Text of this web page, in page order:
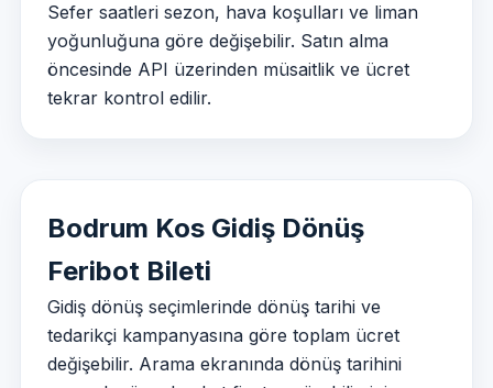
Sefer saatleri sezon, hava koşulları ve liman
yoğunluğuna göre değişebilir. Satın alma
öncesinde API üzerinden müsaitlik ve ücret
tekrar kontrol edilir.
Bodrum Kos Gidiş Dönüş
Feribot Bileti
Gidiş dönüş seçimlerinde dönüş tarihi ve
tedarikçi kampanyasına göre toplam ücret
değişebilir. Arama ekranında dönüş tarihini